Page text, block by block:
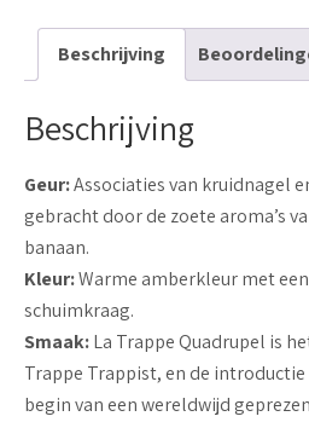
Beschrijving
Beschrijving
Geur:Associaties van kruidnagel
gebracht door de zoete aroma’s
banaan.
Kleur:Warme amberkleur met
schuimkraag.
Smaak:La Trappe Quadrupel is
Trappe Trappist, en de
begin van een wereldwijd